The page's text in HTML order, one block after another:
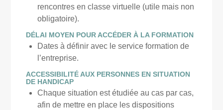
rencontres en classe virtuelle (utile mais non
obligatoire).
DÉLAI MOYEN POUR ACCÉDER À LA FORMATION
Dates à définir avec le service formation de
l’entreprise.
ACCESSIBILITÉ AUX PERSONNES EN SITUATION
DE HANDICAP
Chaque situation est étudiée au cas par cas,
afin de mettre en place les dispositions